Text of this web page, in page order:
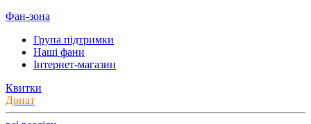
Фан-зона
Група підтримки
Наші фани
Інтернет-магазин
Квитки
Донат